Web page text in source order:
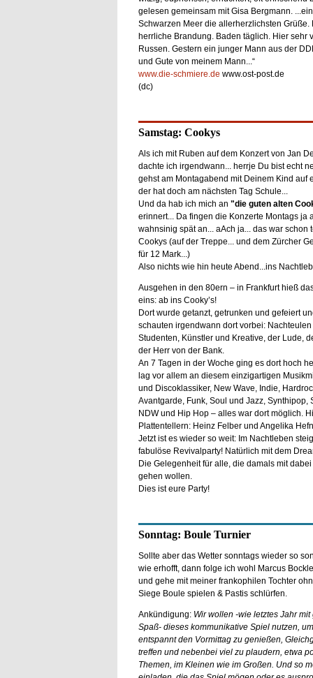
gelesen gemeinsam mit Gisa Bergmann.
Schwarzen Meer die allerherzlichsten
herrliche Brandung. Baden täglich. Hier sehr
Russen. Gestern ein junger Mann aus der
und Gute von meinem Mann...“
www.die-schmiere.de www.ost-post.de
(dc)
Samstag: Cookys
Als ich mit Ruben auf dem Konzert von Jan
dachte ich irgendwann... herrje Du bist echt
gehst am Montagabend mit Deinem Kind auf
der hat doch am nächsten Tag Schule...
Und da hab ich mich an "die guten alten
erinnert... Da fingen die Konzerte Montags ja
wahnsinig spät an... aAch ja... das war schon
Cookys (auf der Treppe... und dem Zürcher
für 12 Mark...)
Also nichts wie hin heute Abend...ins
Ausgehen in den 80ern – in Frankfurt hieß
eins: ab ins Cooky’s!
Dort wurde getanzt, getrunken und gefeiert
schauten irgendwann dort vorbei: Nachteulen
Studenten, Künstler und Kreative, der Lude,
der Herr von der Bank.
An 7 Tagen in der Woche ging es dort hoch
lag vor allem an diesem einzigartigen
und Discoklassiker, New Wave, Indie,
Avantgarde, Funk, Soul und Jazz, Synthipop,
NDW und Hip Hop – alles war dort möglich.
Plattentellern: Heinz Felber und Angelika
Jetzt ist es wieder so weit: Im Nachtleben
fabulöse Revivalparty! Natürlich mit dem
Die Gelegenheit für alle, die damals mit
gehen wollen.
Dies ist eure Party!
Sonntag: Boule Turnier
Sollte aber das Wetter sonntags wieder so
wie erhofft, dann folge ich wohl Marcus
und gehe mit meiner frankophilen Tochter
Siege Boule spielen & Pastis schlürfen.
Ankündigung: Wir wollen -wie letztes Jahr mit
Spaß- dieses kommunikative Spiel nutzen,
entspannt den Vormittag zu genießen,
treffen und nebenbei viel zu plaudern, etwa
Themen, im Kleinen wie im Großen. Und so